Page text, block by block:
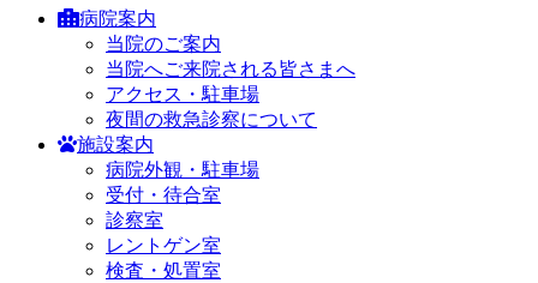
病院案内
当院のご案内
当院へご来院される皆さまへ
アクセス・駐車場
夜間の救急診察について
施設案内
病院外観・駐車場
受付・待合室
診察室
レントゲン室
検査・処置室